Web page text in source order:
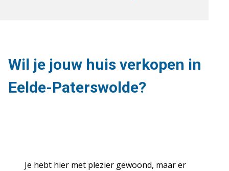
Wil je jouw huis verkopen in
Eelde-Paterswolde?
Je hebt hier met plezier gewoond, maar er